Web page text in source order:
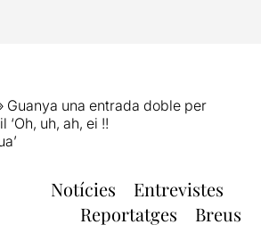
Guanya una entrada doble per
‘Oh, uh, ah, ei !!
Notícies
Entrevistes
Reportatges
Breus